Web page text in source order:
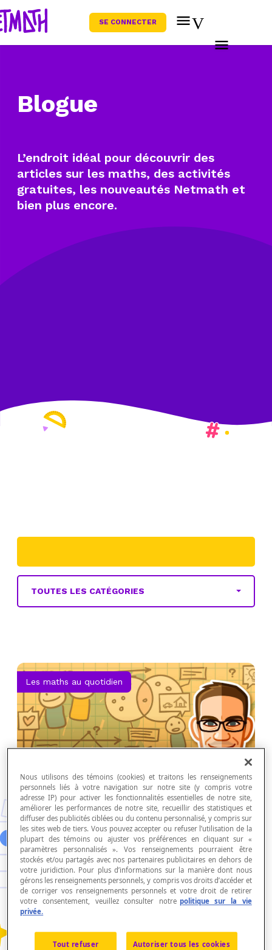
SE CONNECTER
Blogue
L’endroit idéal pour découvrir des
articles sur les maths, des activités
gratuites, les nouveautés Netmath et
bien plus encore.
TOUTES LES CATÉGORIES
Les maths au quotidien
21.01.2020 | Simon Lavallée
SIMON SE DEMANDE …
COMMENT CRÉER UN JEU DE
DOMINOS
Temps de lecture : 5 minutes Je veux créer
mon propre jeu de dominos! La première
question que je me pose, cest: Combien de
différence entr
Nous utilisons des témoins (cookies) et traitons les renseignements
personnels liés à votre navigation sur notre site (y compris votre
adresse IP) pour activer les fonctionnalités essentielles de notre site,
améliorer les performances de notre site, recueillir des statistiques et
diffuser des publicités ciblées ou du contenu personnalisé, y compris sur
les sites web de tiers. Vous pouvez accepter ou refuser l’utilisation de la
plupart des témoins ou ajuster vos préférences en cliquant sur «
paramètres personnalisés ». Vos renseignements pourraient être
stockés et/ou partagés avec nos partenaires publicitaires en dehors de
votre juridiction. Pour plus d’informations sur la manière dont nous
gérons les renseignements personnels, y compris vos droits d’accéder et
de corriger vos renseignements personnels et votre droit de retirer
votre consentement, veuillez consulter notre politique sur la vie
privée.
Tout refuser Autoriser tous les cookies